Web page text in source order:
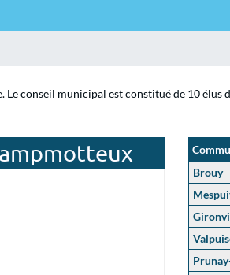
conseil municipal est constitué de 10 élus
Brouy